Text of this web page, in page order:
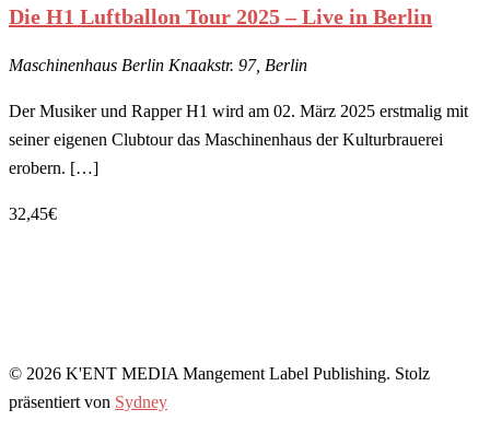
Die H1 Luftballon Tour 2025 – Live in Berlin
Maschinenhaus Berlin Knaakstr. 97, Berlin
Der Musiker und Rapper H1 wird am 02. März 2025 erstmalig mit
seiner eigenen Clubtour das Maschinenhaus der Kulturbrauerei
erobern. […]
32,45€
© 2026 K'ENT MEDIA Mangement Label Publishing. Stolz
präsentiert von Sydney